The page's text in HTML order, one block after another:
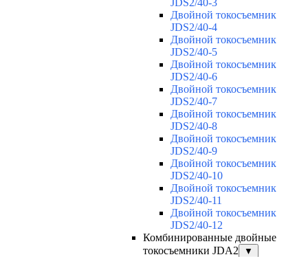
Двойной токосъемник
JDS2/40-4
Двойной токосъемник
JDS2/40-5
Двойной токосъемник
JDS2/40-6
Двойной токосъемник
JDS2/40-7
Двойной токосъемник
JDS2/40-8
Двойной токосъемник
JDS2/40-9
Двойной токосъемник
JDS2/40-10
Двойной токосъемник
JDS2/40-11
Двойной токосъемник
JDS2/40-12
Комбинированные двойные
токосъемники JDA2
▼